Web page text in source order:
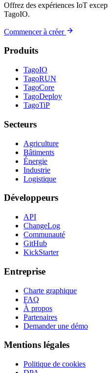
Offrez des expériences IoT
TagoIO.
Commencer à créer
Produits
TagoIO
TagoRUN
TagoCore
TagoDeploy
TagoTiP
Secteurs
Agriculture
Bâtiments
Énergie
Industrie
Logistique
Développeurs
API
ChangeLog
Communauté
GitHub
KickStarter
Entreprise
Charte graphique
FAQ
À propos
Partenaires
Demander une démo
Mentions légales
Politique de cookies